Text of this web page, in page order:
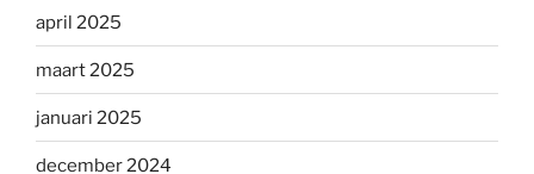
april 2025
maart 2025
januari 2025
december 2024